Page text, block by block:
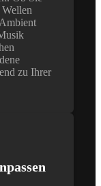
zu Ihrer